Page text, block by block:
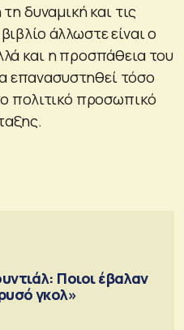
δυναμική και τις
άλλωστε είναι ο
και η προσπάθεια του
τόσο
πολιτικό προσωπικό
Ποιοι έβαλαν
γκολ»